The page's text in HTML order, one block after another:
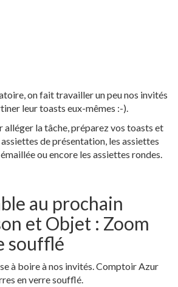
on fait travailler un peu nos invités
leur toasts eux-mêmes :-).
alléger la tâche, préparez vos toasts et
de présentation, les assiettes
ou encore les assiettes rondes.
au prochain
et Objet : Zoom
soufflé
à boire à nos invités. Comptoir Azur
en verre soufflé.